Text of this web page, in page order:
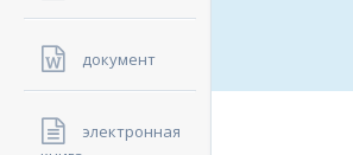
документ
электронная